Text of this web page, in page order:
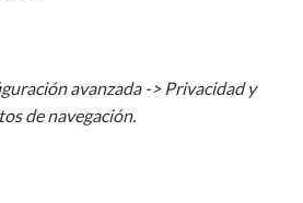
avanzada -> Privacidad y
de navegación.